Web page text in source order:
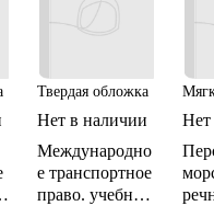
Твердая обложка
Нет в наличии
Международно
е транспортное
право. учебник
Нет